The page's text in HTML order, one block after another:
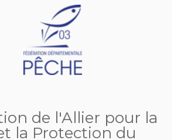
de l'Allier pour la
la Protection du